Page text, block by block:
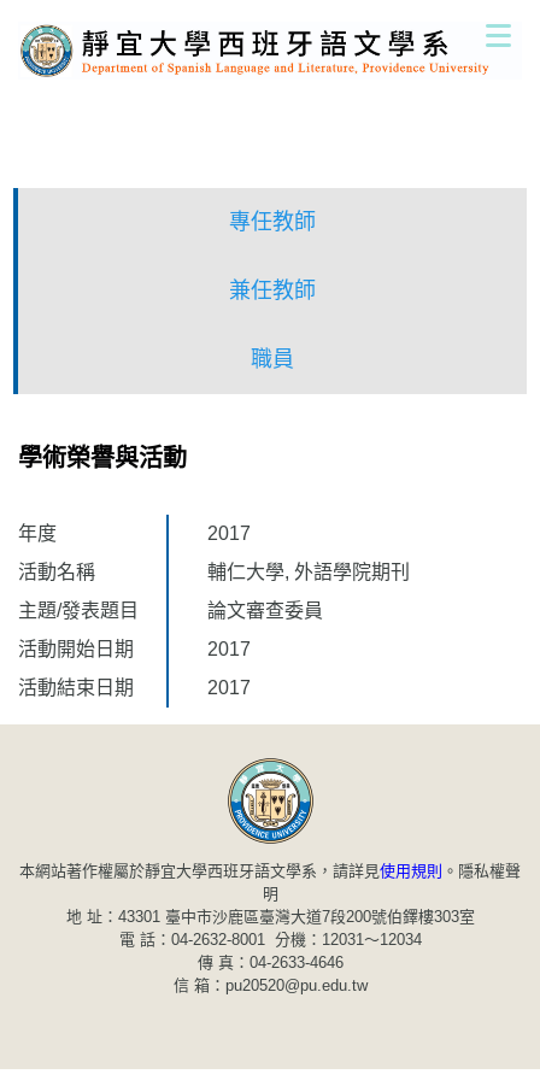
到
主
專任教師
兼任教師
職員
學術榮譽與活動
年度
2017
活動名稱
輔仁大學, 外語學院期刊
主題/發表題目
論文審查委員
活動開始日期
2017
活動結束日期
2017
本網站著作權屬於靜宜大學西班牙語文學系，請詳見使用規則 。 隱私權聲
明
地 址：43301 臺中市沙鹿區臺灣大道7段200號伯鐸樓303室
電 話：04-2632-8001 分機：12031～12034
傳 真：04-2633-4646
信 箱：pu20520@pu.edu.tw